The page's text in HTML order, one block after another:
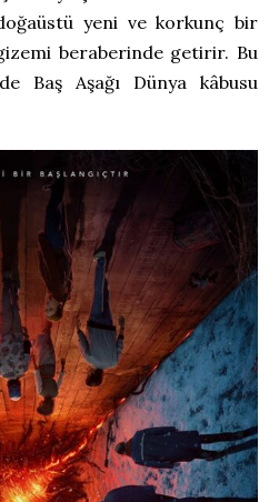
yeni ve korkunç bir
beraberinde getirir. Bu
Baş Aşağı Dünya kâbusu